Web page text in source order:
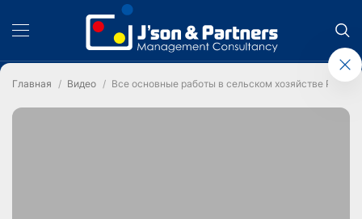
Главная Видео Все основные работы в сельском хозяйстве РФ